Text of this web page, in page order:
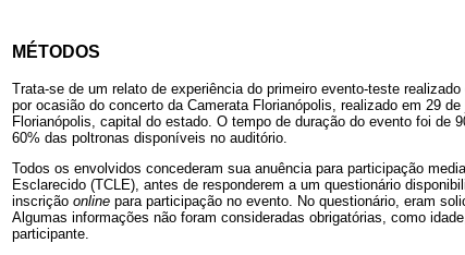
MÉTODOS
Trata-se de um relato de experiência do primeiro evento-teste
por ocasião do concerto da Camerata Florianópolis, realizado em 29
Florianópolis, capital do estado. O tempo de duração do evento foi de
60% das poltronas disponíveis no auditório.
Todos os envolvidos concederam sua anuência para participação
Esclarecido (TCLE), antes de responderem a um questionário
inscrição online para participação no evento. No questionário, eram
Algumas informações não foram consideradas obrigatórias, como
participante.